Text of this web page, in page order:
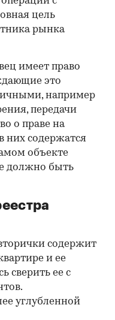
цель
рынка
имеет право
это
например
передачи
о праве на
них содержатся
объекте
должно быть
содержит
и ее
сверить ее с
углубленной